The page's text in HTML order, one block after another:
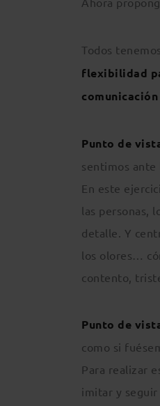
Todos
flexibilidad
Punto de
sentimos ante
En este
las personas,
detalle. Y
los olores…
contento,
Punto de
como si
Para realizar
imitar y